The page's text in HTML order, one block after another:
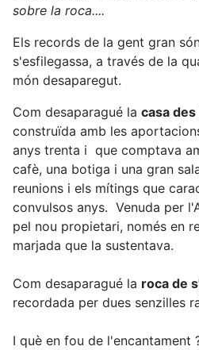
sobre la roca....
Els records de la gent gran
s'esfilegassa, a través de la
món desaparegut.
Com desaparagué la casa des
construïda amb les
anys trenta i que comptava
cafè, una botiga i una gran
reunions i els mítings que
convulsos anys. Venuda per
pel nou propietari, només en
marjada que la sustentava.
Com desaparagué la roca de
recordada per dues senzilles
I què en fou de l'encantament